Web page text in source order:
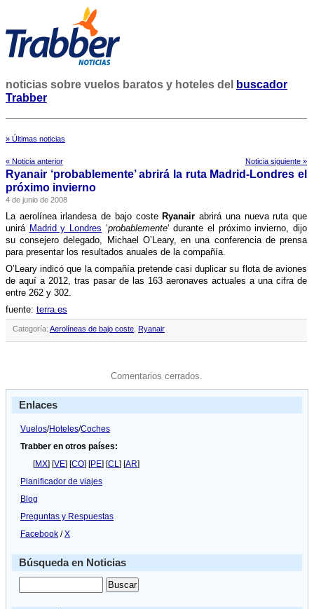
noticias sobre vuelos baratos y hoteles del
buscador
Trabber
» Últimas noticias
« Noticia anterior Noticia siguiente »
Ryanair ‘probablemente’ abrirá la ruta Madrid-Londres el
próximo invierno
4 de junio de 2008
La aerolí­nea irlandesa de bajo coste Ryanairabrirá una nueva ruta que
unirá Madrid y Londres ‘probablemente‘ durante el próximo invierno, dijo
su consejero delegado, Michael O’Leary, en una conferencia de prensa
para presentar los resultados anuales de la compañí­a.
O’Leary indicó que la compañí­a pretende casi duplicar su flota de aviones
de aquí­ a 2012, tras pasar de las 163 aeronaves actuales a una cifra de
entre 262 y 302.
fuente: terra.es
Categoría: Aerolíneas de bajo coste Ryanair
Comentarios cerrados.
Enlaces
Vuelos/Hoteles/Coches
Trabber en otros países:
[MX] [VE] [CO] [PE] [CL] [AR]
Planificador de viajes
Blog
Preguntas y Respuestas
Facebook /X
Búsqueda en Noticias